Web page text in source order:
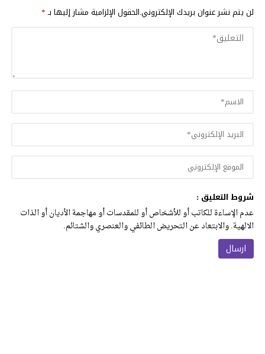
لن يتم نشر عنوان بريدك الإلكتروني.الحقول الإلزامية مشار إليها بـ*
شروط التعليق :
عدم الإساءة للكاتب أو للأشخاص أو للمقدسات أو مهاجمة الأديان أو الذات
الالهية. والابتعاد عن التحريض الطائفي والعنصري والشتائم.